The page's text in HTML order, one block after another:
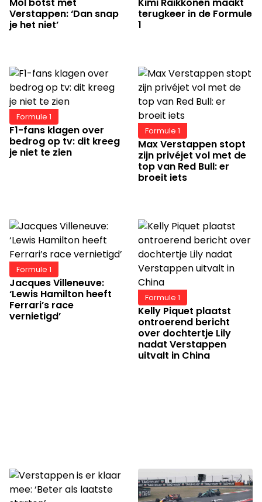
Mol botst met
Verstappen: ‘Dan snap
je het niet’
Kimi Raikkonen maakt
terugkeer in de Formule
1
Formule 1
F1-fans klagen over
bedrog op tv: dit kreeg
je niet te zien
Formule 1
Max Verstappen stopt
zijn privéjet vol met de
top van Red Bull: er
broeit iets
Formule 1
Jacques Villeneuve:
‘Lewis Hamilton heeft
Ferrari’s race
vernietigd’
Formule 1
Kelly Piquet plaatst
ontroerend bericht
over dochtertje Lily
nadat Verstappen
uitvalt in China